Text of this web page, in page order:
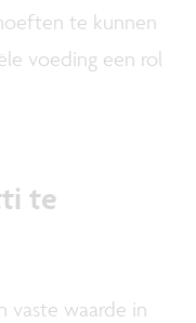
te kunnen
voeding een rol
te
vaste waarde in